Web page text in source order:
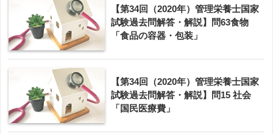
【第34回（2020年）管理栄養士国家
試験過去問解答・解説】問63食物
「食品の容器・包装」
【第34回（2020年）管理栄養士国家
試験過去問解答・解説】問15 社会
「国民医療費」